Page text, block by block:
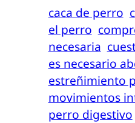
caca de perro
el perro
necesaria
es necesario
estreñimiento
movimientos
perro digestivo